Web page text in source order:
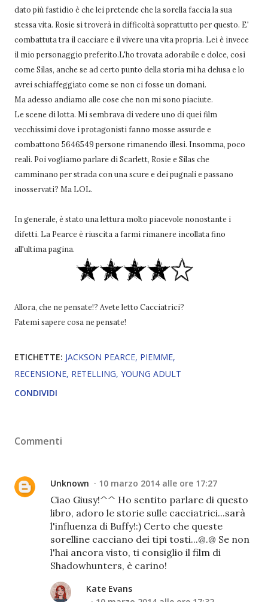
dato più fastidio è che lei pretende che la sorella faccia la sua
stessa vita. Rosie si troverà in difficoltà soprattutto per questo. E'
combattuta tra il cacciare e il vivere una vita propria. Lei è invece
il mio personaggio preferito.L'ho trovata adorabile e dolce, così
come Silas, anche se ad certo punto della storia mi ha delusa e lo
avrei schiaffeggiato come se non ci fosse un domani.
Ma adesso andiamo alle cose che non mi sono piaciute.
Le scene di lotta. Mi sembrava di vedere uno di quei film
vecchissimi dove i protagonisti fanno mosse assurde e
combattono 5646549 persone rimanendo illesi. Insomma, poco
reali. Poi vogliamo parlare di Scarlett, Rosie e Silas che
camminano per strada con una scure e dei pugnali e passano
inosservati? Ma LOL.
In generale, è stato una lettura molto piacevole nonostante i
difetti. La Pearce è riuscita a farmi rimanere incollata fino
all'ultima pagina.
Allora, che ne pensate!? Avete letto Cacciatrici?
Fatemi sapere cosa ne pensate!
ETICHETTE: JACKSON PEARCE PIEMME
RECENSIONE RETELLING YOUNG ADULT
CONDIVIDI
Commenti
Unknown 10 marzo 2014 alle ore 17:27
Ciao Giusy!^^ Ho sentito parlare di questo
libro, adoro le storie sulle cacciatrici...sarà
l'influenza di Buffy!:) Certo che queste
sorelline cacciano dei tipi tosti...@.@ Se non
l'hai ancora visto, ti consiglio il film di
Shadowhunters, è carino!
Kate Evans